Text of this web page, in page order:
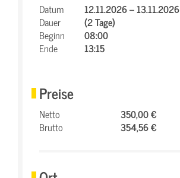
Datum
12.11.2026 – 13.11.2026
Dauer
(2 Tage)
Beginn
08:00
Ende
13:15
Preise
Netto
350,00 €
Brutto
354,56 €